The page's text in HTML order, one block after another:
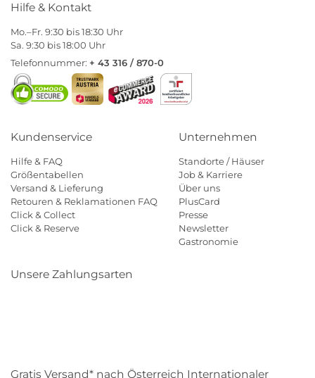
Hilfe & Kontakt
Mo.–Fr. 9:30 bis 18:30 Uhr
Sa. 9:30 bis 18:00 Uhr
Telefonnummer: + 43 316 / 870-0
Kundenservice
Hilfe & FAQ
Größentabellen
Versand & Lieferung
Retouren & Reklamationen FAQ
Click & Collect
Click & Reserve
Unternehmen
Standorte / Häuser
Job & Karriere
Über uns
PlusCard
Presse
Newsletter
Gastronomie
Unsere Zahlungsarten
Gratis Versand* nach Österreich Internationaler